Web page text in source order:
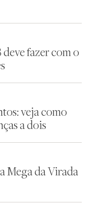
fazer com o
veja como
a dois
Mega da Virada